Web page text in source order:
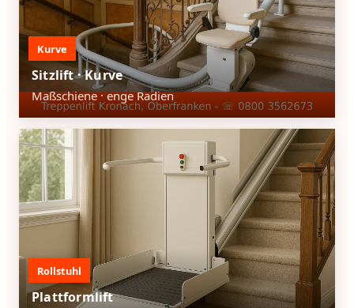
Kurve
Sitzlift · Kurve
Maßschiene · enge Radien
Rollstuhl
Plattformlift